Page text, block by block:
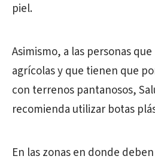
piel.
Asimismo, a las personas
agrícolas y que tienen que
con terrenos pantanosos,
recomienda utilizar botas
En las zonas en donde